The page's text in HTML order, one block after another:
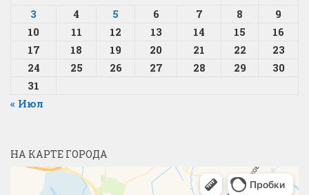
3
4 5 6 7 8
9
10
11 12 13 14 15
16
17
18 19 20 21 22
23
24
25 26 27 28 29
30
31
« Июл
НА КАРТЕ ГОРОДА